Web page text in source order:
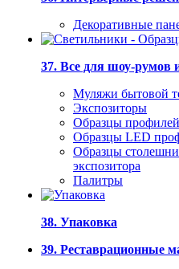
Декоративные
37. Все для шоу-румов
Муляжи бытовой
Экспозиторы
Образцы профилей
Образцы LED
Образцы
экспозитора
Палитры
38. Упаковка
39. Реставрационные